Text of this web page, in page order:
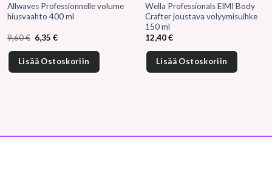
Allwaves Professionnelle volume
hiusvaahto 400 ml
9,60€ Alkuperäinen
hinta
oli:
9,60 €.
6,35€Nykyinen
on:
6,35 €.
Lisää Ostoskoriin
Wella Professionals EIMI Body
Crafter joustava volyymisuihke
150 ml
12,40€
Lisää Ostoskoriin